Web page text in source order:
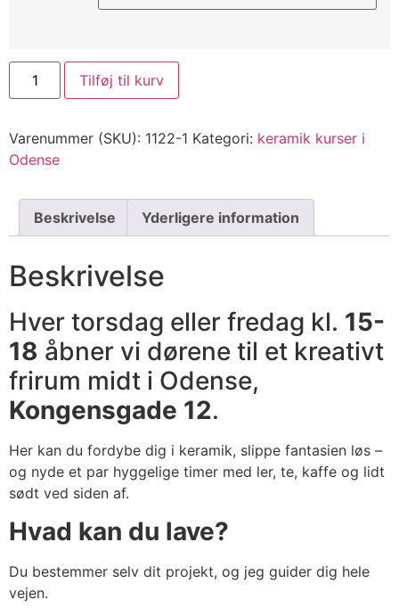
Tilføj til kurv
Varenummer (SKU): 1122-1 Kategori: keramik kurser i
Odense
Beskrivelse Yderligere information
Beskrivelse
Hver torsdag eller fredag kl. 15-
18 åbner vi dørene til et kreativt
frirum midt i Odense,
Kongensgade 12.
Her kan du fordybe dig i keramik, slippe fantasien løs –
og nyde et par hyggelige timer med ler, te, kaffe og lidt
sødt ved siden af.
Hvad kan du lave?
Du bestemmer selv dit projekt, og jeg guider dig hele
vejen.